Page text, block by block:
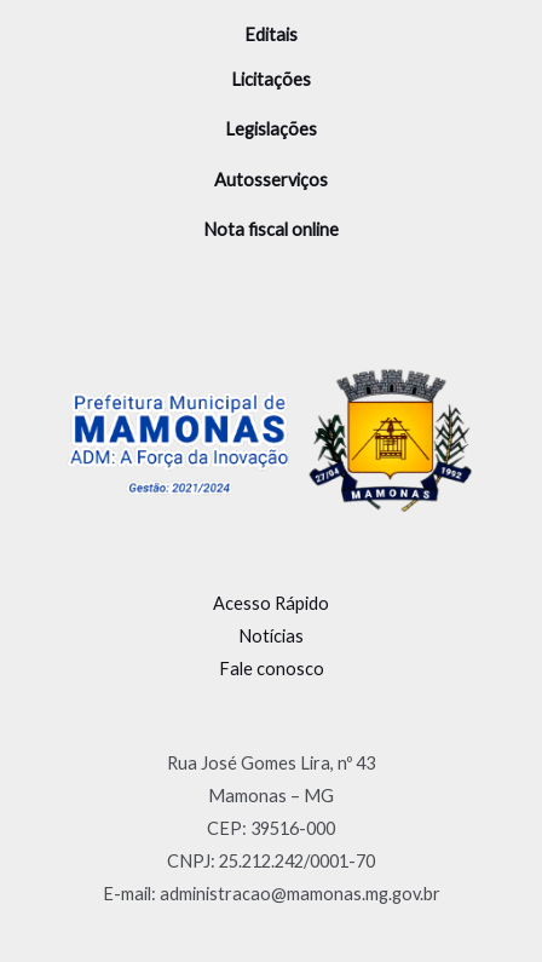
Editais
Licitações
Legislações
Autosserviços
Nota fiscal online
Acesso Rápido
Notícias
Fale conosco
Rua José Gomes Lira, nº 43
Mamonas – MG
CEP: 39516-000
CNPJ: 25.212.242/0001-70
E-mail: administracao@mamonas.mg.gov.br